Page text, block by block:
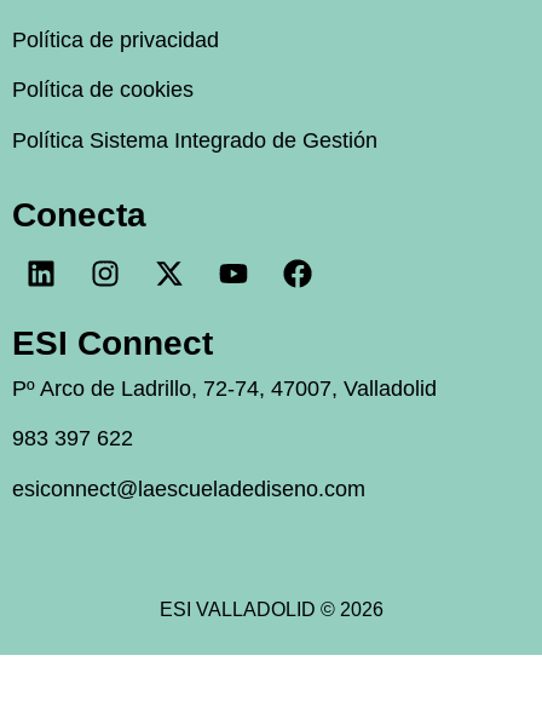
Política de privacidad
Política de cookies
Política Sistema Integrado de Gestión
Conecta
ESI Connect
Pº Arco de Ladrillo, 72-74, 47007, Valladolid
983 397 622
esiconnect@laescueladediseno.com
ESI VALLADOLID © 2026